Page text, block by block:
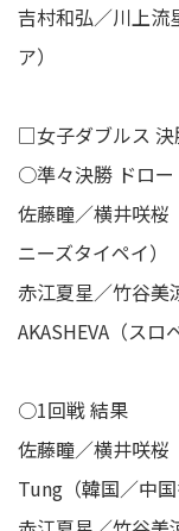
吉村和弘／川上
ア）
□女子ダブルス
○準々決勝 ドロー
佐藤瞳／横井咲
ニーズタイペイ）
赤江夏星／竹谷
AKASHEVA（スロ
○1回戦 結果
佐藤瞳／横井咲
Tung（韓国／中国